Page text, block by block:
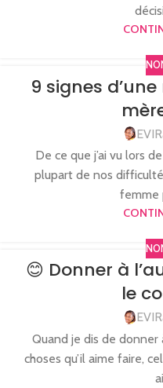
9 signes
De ce que j’ai vu lors
plupart de nos
femme
😊 Donner à
le
Quand je dis de
choses qu’il aime faire,